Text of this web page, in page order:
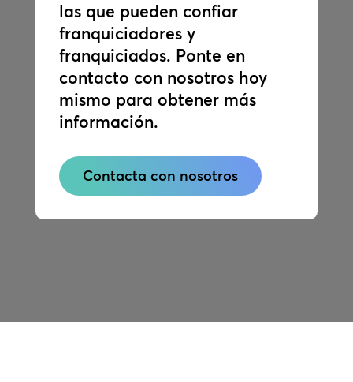
las que pueden confiar
franquiciadores y
franquiciados. Ponte en
contacto con nosotros hoy
mismo para obtener más
información.
Contacta con nosotros